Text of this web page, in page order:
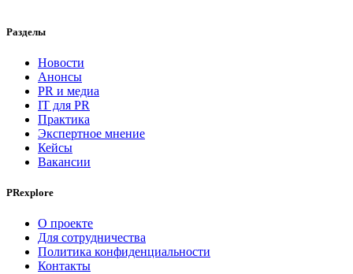
Разделы
Новости
Анонсы
PR и медиа
IT для PR
Практика
Экспертное мнение
Кейсы
Вакансии
PRexplore
О проекте
Для сотрудничества
Политика конфиденциальности
Контакты